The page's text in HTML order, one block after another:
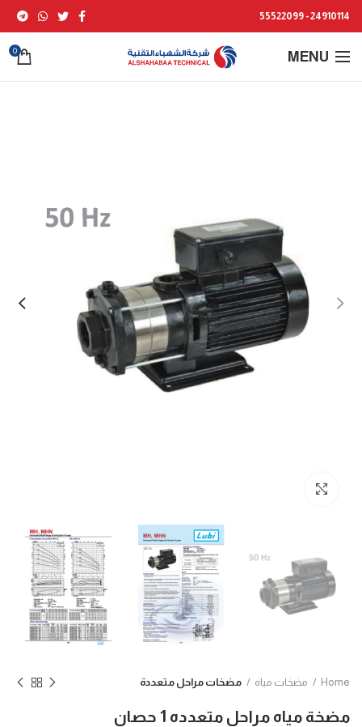
24910114 - 55522099
MENU
0
Home مضخات مياه مضخات مراحل متعددة
مضخة مياه مراحل متعدده 1 حصان